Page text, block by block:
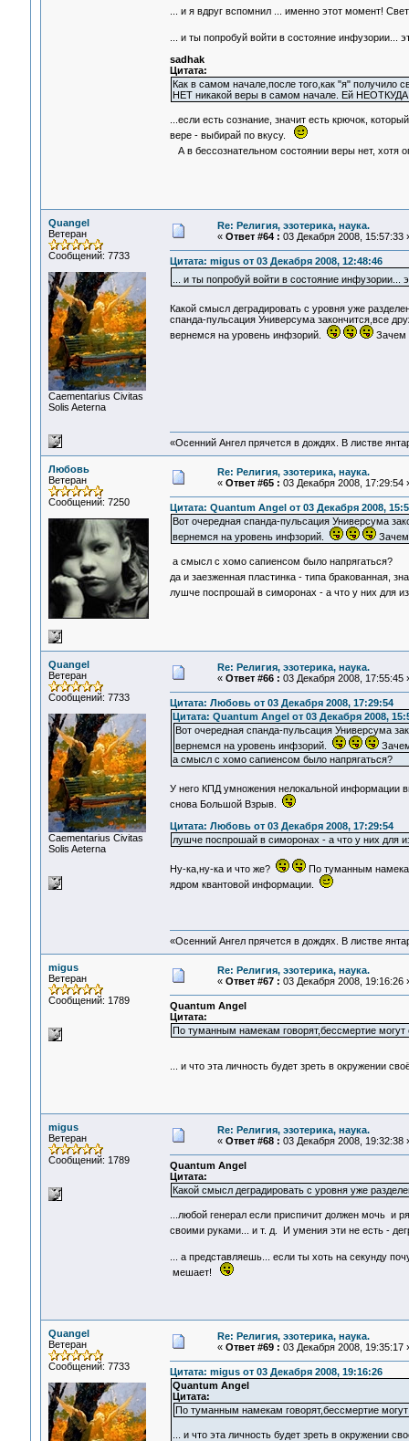
... и я вдруг вспомнил ... именно этот момент!
... и ты попробуй войти в состояние
sadhak
Цитата:
Как в самом начале,после того,как "я" получило
НЕТ никакой веры в самом начале. Ей НЕОТКУДА
...если есть сознание, значит есть крючок,
вере - выбирай по вкусу.
А в бессознательном состоянии веры нет,
Quangel
Ветеран
Сообщений: 7733
Сaementarius Civitas
Solis Aeterna
Re: Религия, эзотерика, наука.
« Ответ #64 : 03 Декабря 2008, 15:57:33
Цитата: migus от 03 Декабря 2008, 12:48:46
... и ты попробуй войти в состояние
Какой смысл деградировать с уровня уже
спанда-пульсация Универсума закончится,все
вернемся на уровень инфзорий.
Зачем
«Осенний Ангел прячется в дождях. В листве
Любовь
Ветеран
Сообщений: 7250
Re: Религия, эзотерика, наука.
« Ответ #65 : 03 Декабря 2008, 17:29:54
Цитата: Quantum Angel от 03 Декабря 2008,
Вот очередная спанда-пульсация Универсума
вернемся на уровень инфзорий.
Зачем
а смысл с хомо сапиенсом было напрягаться?
да и заезженная пластинка - типа бракованная,
лушче поспрошай в симоронах - а что у них для
Quangel
Ветеран
Сообщений: 7733
Сaementarius Civitas
Solis Aeterna
Re: Религия, эзотерика, наука.
« Ответ #66 : 03 Декабря 2008, 17:55:45
Цитата: Любовь от 03 Декабря 2008, 17:29:54
Цитата: Quantum Angel от 03 Декабря 2008,
Вот очередная спанда-пульсация Универсума
вернемся на уровень инфзорий.
а смысл с хомо сапиенсом было напрягаться?
У него КПД умножения нелокальной
снова Большой Взрыв.
Цитата: Любовь от 03 Декабря 2008, 17:29:54
лушче поспрошай в симоронах - а что у них для
Ну-ка,ну-ка и что же?
По туманным
ядром квантовой информации.
«Осенний Ангел прячется в дождях. В листве
migus
Ветеран
Сообщений: 1789
Re: Религия, эзотерика, наука.
« Ответ #67 : 03 Декабря 2008, 19:16:26
Quantum Angel
Цитата:
По туманным намекам говорят,бессмертие
... и что эта личность будет зреть в окружении
migus
Ветеран
Сообщений: 1789
Re: Религия, эзотерика, наука.
« Ответ #68 : 03 Декабря 2008, 19:32:38
Quantum Angel
Цитата:
Какой смысл деградировать с уровня уже
...любой генерал если приспичит должен мочь и
своими руками... и т. д. И умения эти не есть -
... а представляешь... если ты хоть на секунду
мешает!
Quangel
Ветеран
Сообщений: 7733
Re: Религия, эзотерика, наука.
« Ответ #69 : 03 Декабря 2008, 19:35:17
Цитата: migus от 03 Декабря 2008, 19:16:26
Quantum Angel
Цитата:
По туманным намекам говорят,бессмертие
... и что эта личность будет зреть в окружении